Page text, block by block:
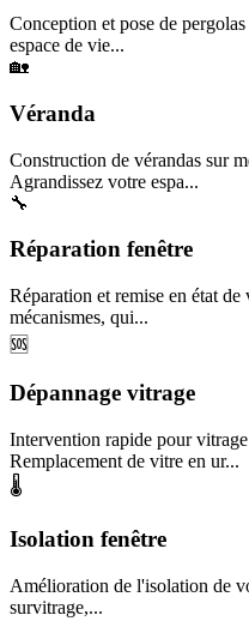
Conception et pose de
espace de vie...
🏡
Véranda
Construction de vérandas sur
Agrandissez votre espa...
🔧
Réparation fenêtre
Réparation et remise en état de
mécanismes, qui...
🆘
Dépannage vitrage
Intervention rapide pour
Remplacement de vitre en ur...
🌡️
Isolation fenêtre
Amélioration de l'isolation de
survitrage,...